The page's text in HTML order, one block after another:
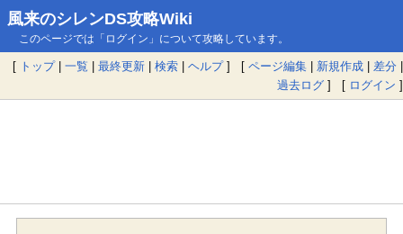
風来のシレンDS攻略Wiki
このページでは「ログイン」について攻略しています。
[ トップ| 一覧 | 最終更新 | 検索 | ヘルプ] [ ページ編集 | 新規作成 | 差分 |
過去ログ ] [ ログイン ]